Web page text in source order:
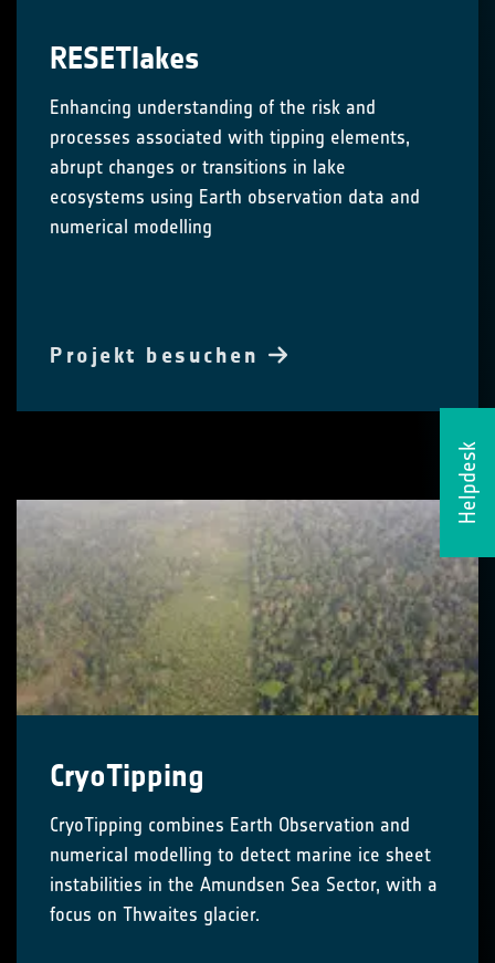
Helpdesk
RESETlakes
Enhancing understanding of the risk and
processes associated with tipping elements,
abrupt changes or transitions in lake
ecosystems using Earth observation data and
numerical modelling
Projekt besuchen
CryoTipping
CryoTipping combines Earth Observation and
numerical modelling to detect marine ice sheet
instabilities in the Amundsen Sea Sector, with a
focus on Thwaites glacier.